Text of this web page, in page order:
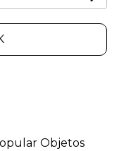
Objetos